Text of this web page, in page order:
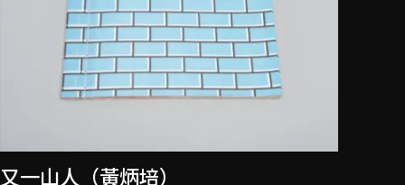
又一山人（黃炳培）